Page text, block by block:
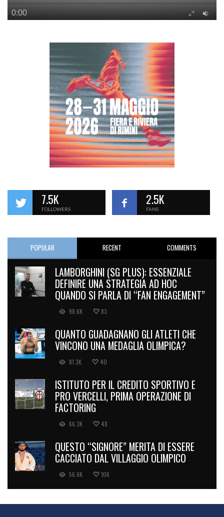
7.5K
FOLLOWERS
2.5K
FANS
POPULAR RECENT COMMENTS
LAMBORGHINI (SG PLUS): ESSENZIALE
DEFINIRE UNA STRATEGIA AD HOC
QUANDO SI PARLA DI “FAN ENGAGEMENT”
98.6K 83
QUANTO GUADAGNANO GLI ATLETI CHE
VINCONO UNA MEDAGLIA OLIMPICA?
81.3K 40
ISTITUTO PER IL CREDITO SPORTIVO E
PRO VERCELLI, PRIMA OPERAZIONE DI
FACTORING
66.3K 48
QUESTO “SIGNORE” MERITA DI ESSERE
CACCIATO DAL VILLAGGIO OLIMPICO
56.6K 106